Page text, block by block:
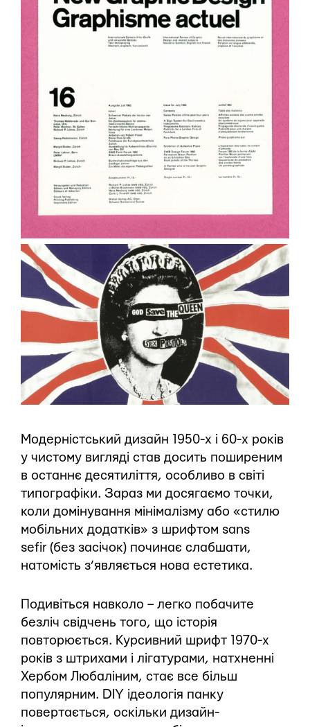
Модерністський дизайн 1950-х і 60-х років
у чистому вигляді став досить поширеним
в останнє десятиліття, особливо в світі
типографіки. Зараз ми досягаємо точки,
коли домінування мінімалізму або «стилю
мобільних додатків» з шрифтом sans
sefir (без засічок) починає слабшати,
натомість з’являється нова естетика.
Подивіться навколо – легко побачите
безліч свідчень того, що історія
повторюється. Курсивний шрифт 1970-х
років з штрихами і лігатурами, натхненні
Хербом Любаліним, стає все більш
популярним. DIY ідеологія панку
повертається, оскільки дизайн-